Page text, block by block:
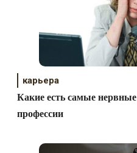
карьера
Какие есть самые нервные
профессии